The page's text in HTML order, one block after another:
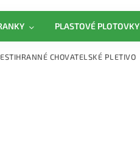
PLASTOVÉ PLOTOVKY
CHOVATELSKÉ PLETIVO